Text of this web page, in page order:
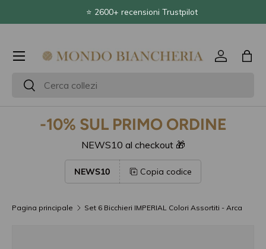
⭐ 2600+ recensioni Trustpilot
Passa ai contenuti
CercaCerca
Accedi
Menu
-10% SUL PRIMO ORDINE
NEWS10 al checkout 🎁
NEWS10 Copia codice
Pagina principale Set 6 Bicchieri IMPERIAL Colori Assortiti - Arca